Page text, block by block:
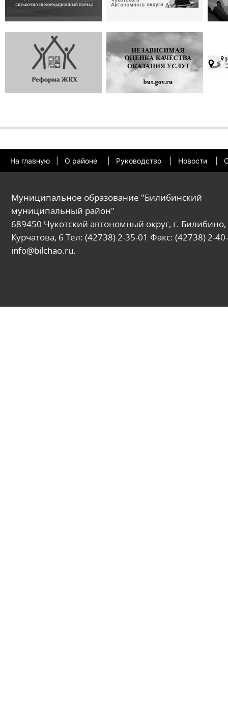
На главную О районе Руководство Новости
Муниципальное образование "Билибинский
муниципальный район"
689450 Чукотский автономный округ, г. Билибино,
Курчатова, 6 Тел: (42738) 2-35-01 Факс: (42738) 2-
info@bilchao.ru.